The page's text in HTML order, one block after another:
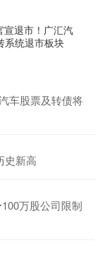
宣退市！广汇汽
系统退市板块
车股票及转债将
史新高
万股公司限制